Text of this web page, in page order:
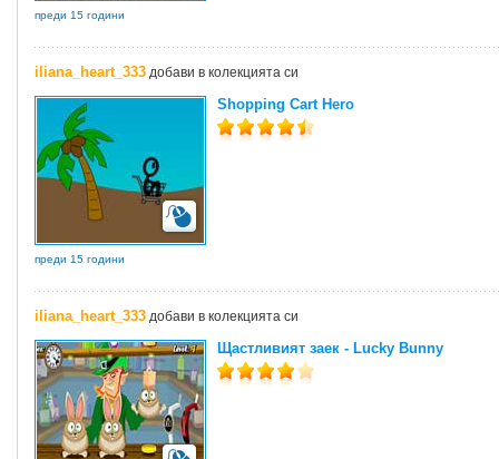
преди 15 години
iliana_heart_333 добави в колекцията си
Shopping Cart Hero
преди 15 години
iliana_heart_333 добави в колекцията си
Щастливият заек - Lucky Bunny